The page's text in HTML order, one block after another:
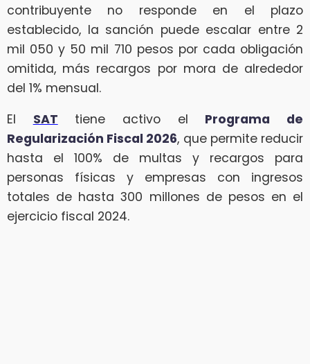
contribuyente no responde en el plazo
establecido, la sanción puede escalar entre 2
mil 050 y 50 mil 710 pesos por cada obligación
omitida, más recargos por mora de alrededor
del 1% mensual.
El SAT tiene activo el Programa de
Regularización Fiscal 2026, que permite reducir
hasta el 100% de multas y recargos para
personas físicas y empresas con ingresos
totales de hasta 300 millones de pesos en el
ejercicio fiscal 2024.